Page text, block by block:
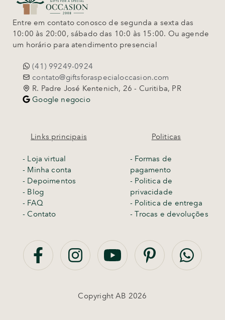
Entre em contato conosco de segunda a sexta das
10:00 às 20:00, sábado das 10:0 às 15:00. Ou agende
um horário para atendimento presencial
(41) 99249-0924
contato@giftsforaspecialoccasion.com
R. Padre José Kentenich, 26 - Curitiba, PR
Google negocio
Links principais
- Loja virtual
- Minha conta
- Depoimentos
- Blog
- FAQ
- Contato
Politicas
- Formas de
pagamento
- Politica de
privacidade
- Politica de entrega
-Trocas e devoluções
Copyright AB 2026